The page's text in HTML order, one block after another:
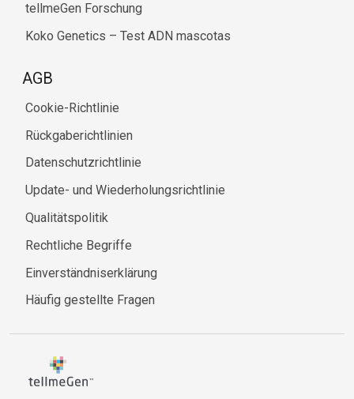
tellmeGen Forschung
Koko Genetics – Test ADN mascotas
AGB
Cookie-Richtlinie
Rückgaberichtlinien
Datenschutzrichtlinie
Update- und Wiederholungsrichtlinie
Qualitätspolitik
Rechtliche Begriffe
Einverständniserklärung
Häufig gestellte Fragen